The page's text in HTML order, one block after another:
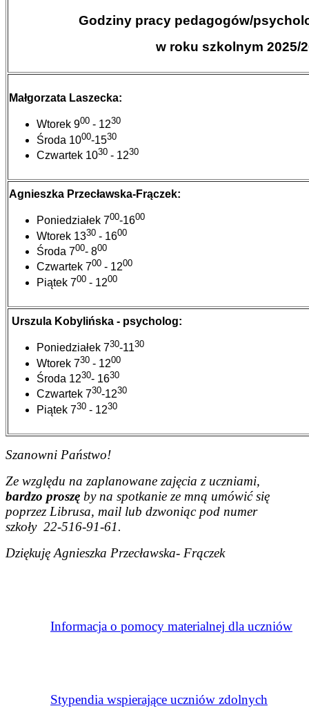
Godziny pracy pedagogów/
w roku szkolnym 2025/
Małgorzata Laszecka:
Wtorek 900 - 1230
Środa 1000-1530
Czwartek 1030 - 1230
Agnieszka Przecławska-Frączek:
Poniedziałek 700-1600
Wtorek 1330 - 1600
Środa 700- 800
Czwartek 700 - 1200
Piątek 700 - 1200
Urszula Kobylińska - psycholog:
Poniedziałek 730-1130
Wtorek 730 - 1200
Środa 1230- 1630
Czwartek 730-1230
Piątek 730 - 1230
Szanowni Państwo!
Ze względu na zaplanowane zajęcia z uczniami,
bardzo proszę by na spotkanie ze mną umówić się
poprzez Librusa, mail lub dzwoniąc pod numer
szkoły 22-516-91-61.
Dziękuję Agnieszka Przecławska- Frączek
Informacja o pomocy materialnej dla uczniów
Stypendia wspierające uczniów zdolnych